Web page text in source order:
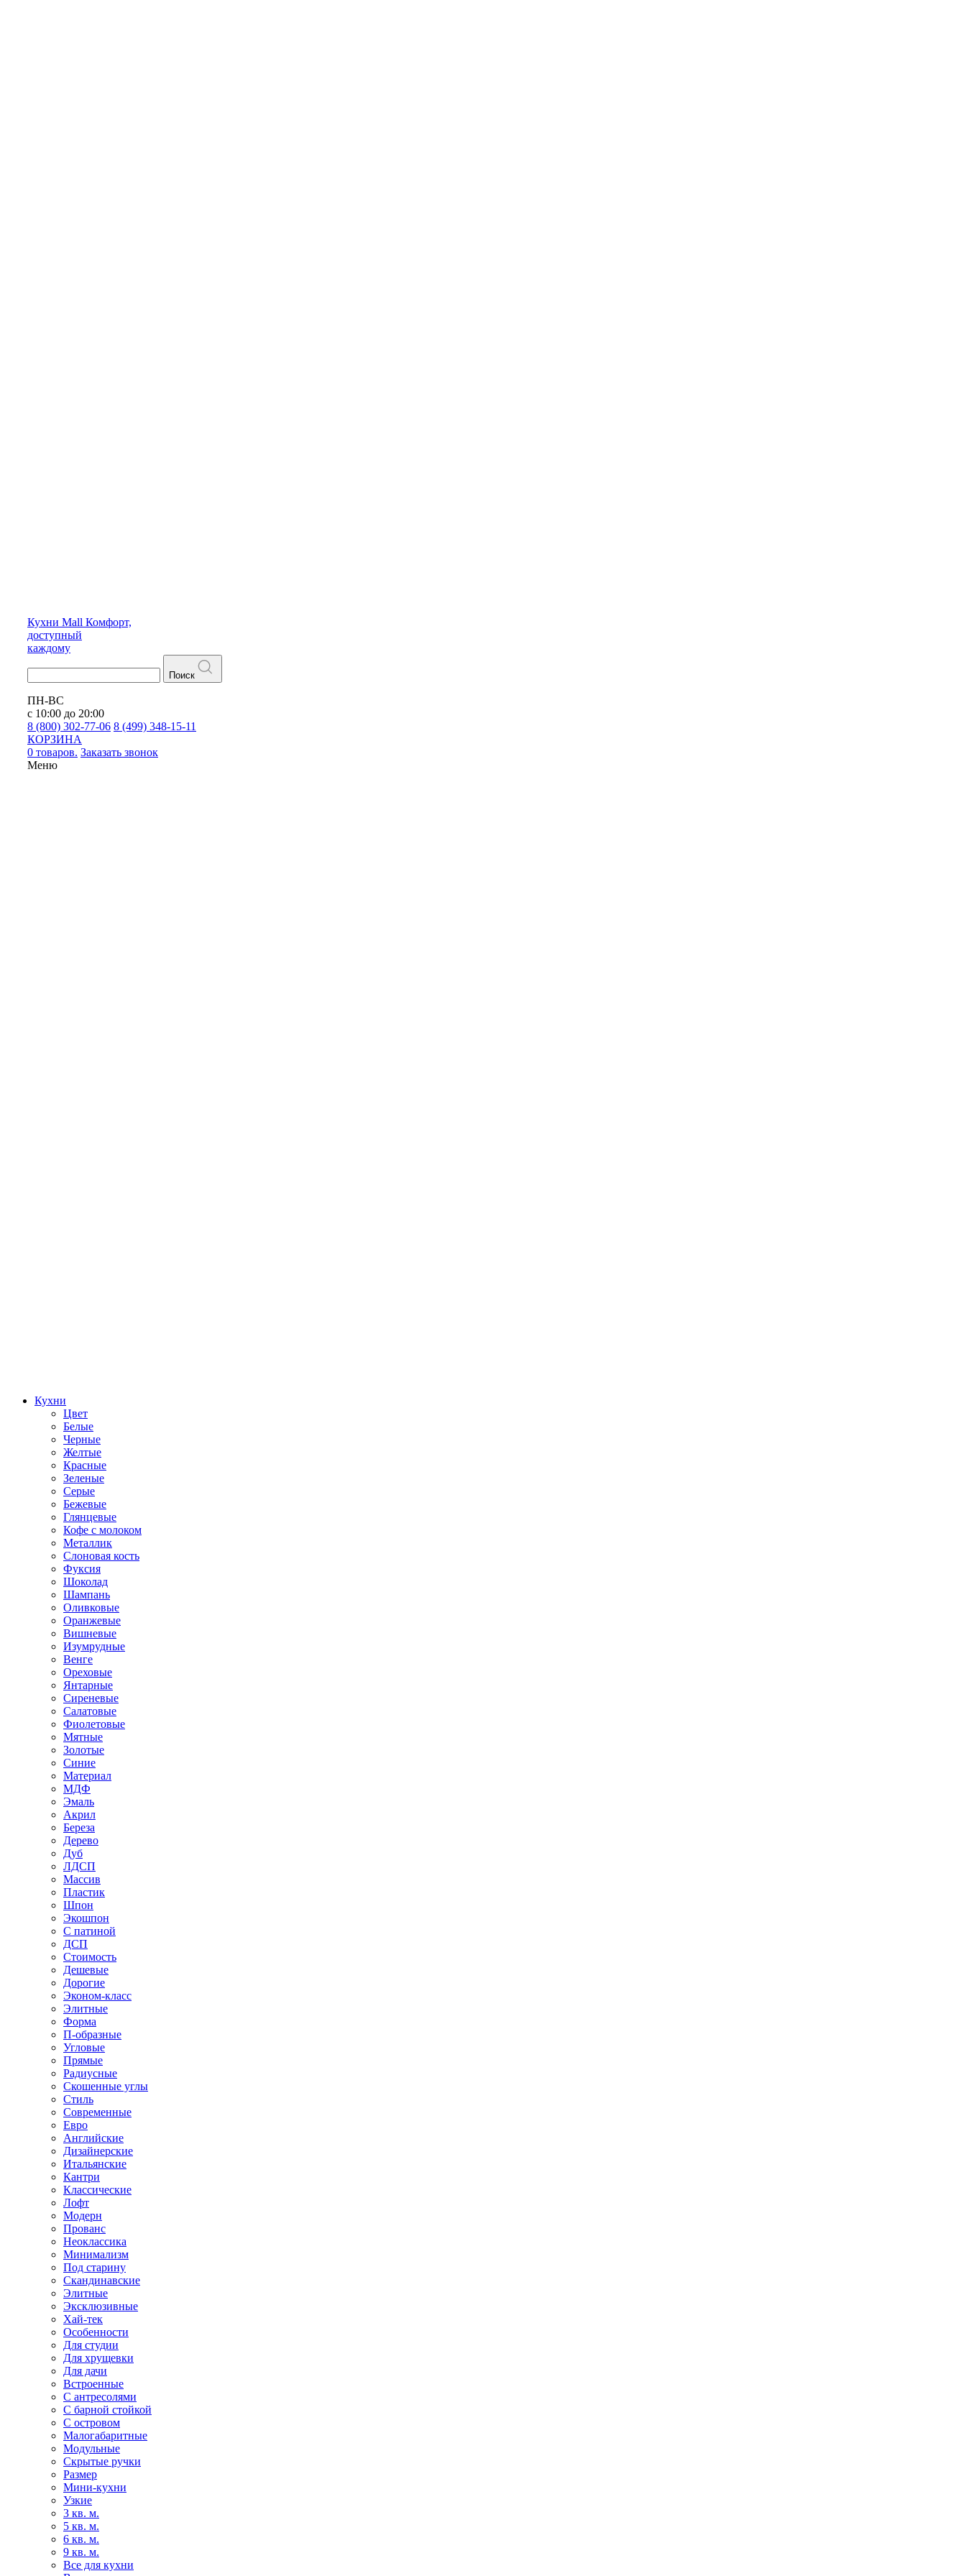
Кухни Mall Комфорт,
доступный
каждому
Поиск
ПН-ВС
с 10:00 до 20:00
8 (800) 302-77-06 8 (499) 348-15-11
КОРЗИНА
0 товаров. Заказать звонок
Меню
Кухни
Цвет
Белые
Черные
Желтые
Красные
Зеленые
Серые
Бежевые
Глянцевые
Кофе с молоком
Металлик
Слоновая кость
Фуксия
Шоколад
Шампань
Оливковые
Оранжевые
Вишневые
Изумрудные
Венге
Ореховые
Янтарные
Сиреневые
Салатовые
Фиолетовые
Мятные
Золотые
Синие
Материал
МДФ
Эмаль
Акрил
Береза
Дерево
Дуб
ЛДСП
Массив
Пластик
Шпон
Экошпон
С патиной
ДСП
Стоимость
Дешевые
Дорогие
Эконом-класс
Элитные
Форма
П-образные
Угловые
Прямые
Радиусные
Скошенные углы
Стиль
Современные
Евро
Английские
Дизайнерские
Итальянские
Кантри
Классические
Лофт
Модерн
Прованс
Неоклассика
Минимализм
Под старину
Скандинавские
Элитные
Эксклюзивные
Хай-тек
Особенности
Для студии
Для хрущевки
Для дачи
Встроенные
С антресолями
С барной стойкой
С островом
Малогабаритные
Модульные
Скрытые ручки
Размер
Мини-кухни
Узкие
3 кв. м.
5 кв. м.
6 кв. м.
9 кв. м.
Все для кухни